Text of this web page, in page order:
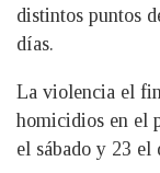
distintos puntos
días.
La violencia el
homicidios en el
el sábado y 23 el